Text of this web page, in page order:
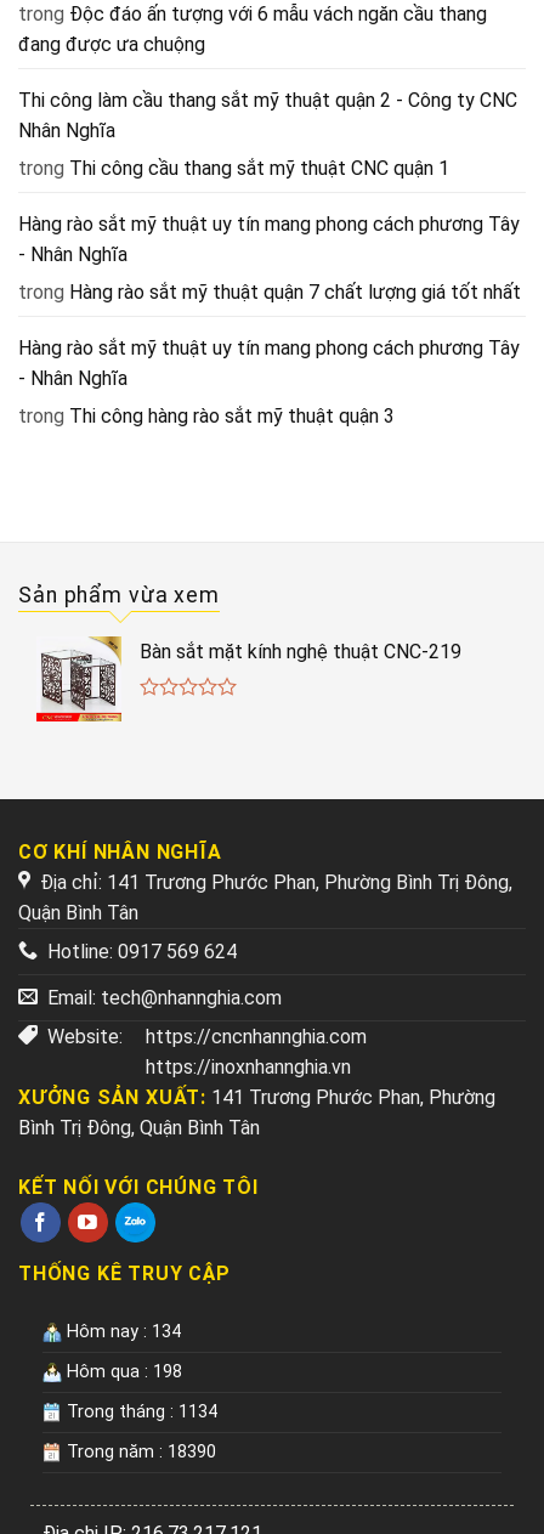
trong Độc đáo ấn tượng với 6 mẫu vách ngăn cầu thang
đang được ưa chuộng
Thi công làm cầu thang sắt mỹ thuật quận 2 - Công ty CNC
Nhân Nghĩa
trong Thi công cầu thang sắt mỹ thuật CNC quận 1
Hàng rào sắt mỹ thuật uy tín mang phong cách phương Tây
- Nhân Nghĩa
trong Hàng rào sắt mỹ thuật quận 7 chất lượng giá tốt nhất
Hàng rào sắt mỹ thuật uy tín mang phong cách phương Tây
- Nhân Nghĩa
trong Thi công hàng rào sắt mỹ thuật quận 3
Sản phẩm vừa xem
Bàn sắt mặt kính nghệ thuật CNC-219
CƠ KHÍ NHÂN NGHĨA
Địa chỉ: 141 Trương Phước Phan, Phường Bình Trị Đông,
Quận Bình Tân
Hotline: 0917 569 624
Email: tech@nhannghia.com
Website:
https://cncnhannghia.com
https://inoxnhannghia.vn
XƯỞNG SẢN XUẤT: 141 Trương Phước Phan, Phường
Bình Trị Đông, Quận Bình Tân
KẾT NỐI VỚI CHÚNG TÔI
THỐNG KÊ TRUY CẬP
Hôm nay : 134
Hôm qua : 198
Trong tháng : 1134
Trong năm : 18390